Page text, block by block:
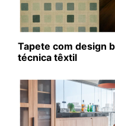
Tapete com design
técnica têxtil